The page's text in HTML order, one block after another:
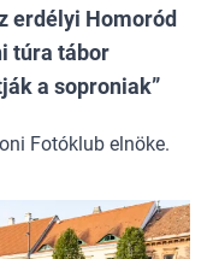
erdélyi Homoród
túra tábor
a soproniak
Fotóklub elnöke.